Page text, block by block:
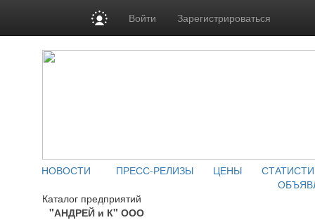
Войти Зарегистрироваться
НОВОСТИ ПРЕСС-РЕЛИЗЫ ЦЕНЫ
Каталог предприятий
"АНДРЕЙ и К" ООО